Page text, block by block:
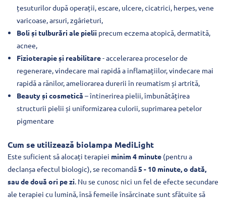
țesuturilor după operații, escare, ulcere, cicatrici, herpes, vene
varicoase, arsuri, zgârieturi,
Boli și tulburări ale pielii precum eczema atopică, dermatită,
acnee,
Fizioterapie și reabilitare- accelerarea proceselor de
regenerare, vindecare mai rapidă a inflamațiilor, vindecare mai
rapidă a rănilor, ameliorarea durerii în reumatism și artrită,
Beauty și cosmetică – întinerirea pielii, îmbunătățirea
structurii pielii și uniformizarea culorii, suprimarea petelor
pigmentare
Cum se utilizează biolampa MediLight
Este suficient să alocați terapiei minim 4 minute (pentru a
declanșa efectul biologic), se recomandă 5 - 10 minute, o dată,
sau de două ori pe zi . Nu se cunosc nici un fel de efecte secundare
ale terapiei cu lumină, însă femeile însărcinate sunt sfătuite să